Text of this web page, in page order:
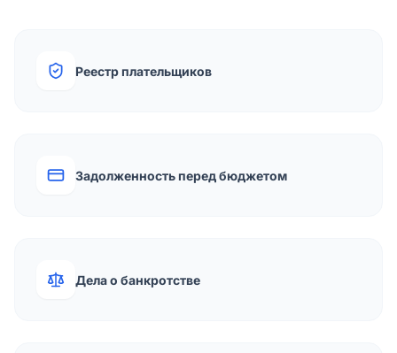
Реестр плательщиков
Задолженность перед бюджетом
Дела о банкротстве